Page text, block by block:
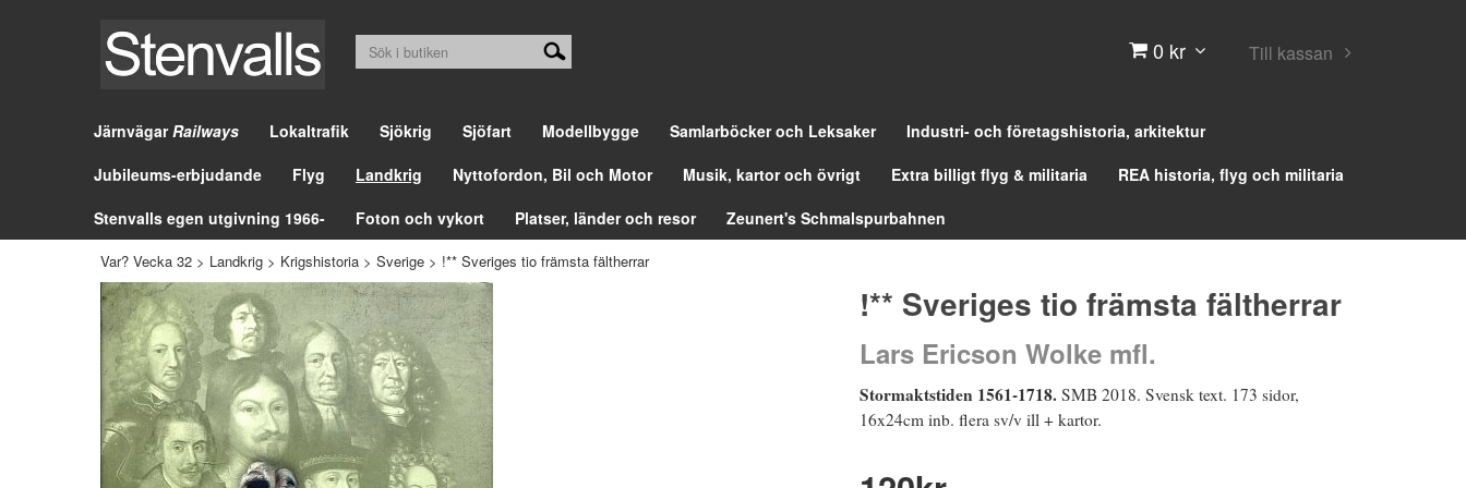
0 kr Till kassan
JärnvägarRailways Lokaltrafik Sjökrig Sjöfart Modellbygge Samlarböcker och Leksaker
Industri- och företagshistoria, arkitektur
Jubileums-erbjudande
Flyg Landkrig Nyttofordon, Bil och Motor Musik, kartor och övrigt Extra billigt flyg & militaria
REA historia, flyg och militaria
Stenvalls egen utgivning 1966-
Foton och vykort Platser, länder och resor Zeunert's Schmalspurbahnen
Var? Vecka 32 > Landkrig > Krigshistoria > Sverige > !** Sveriges tio främsta fältherrar
!** Sveriges tio främsta fältherrar
Lars Ericson Wolke mfl.
Stormaktstiden 1561-1718. SMB 2018. Svensk text. 173 sidor,
16x24cm inb. flera sv/v ill + kartor.